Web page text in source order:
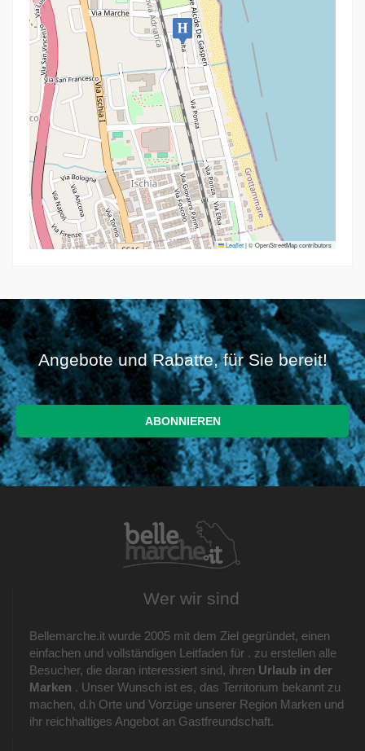
Leaflet|© OpenStreetMap contributors
Angebote und Rabatte, für Sie bereit!
Wer wir sind
Bellemarche.it wurde 2005 mit dem Ziel gegründet, einen
einfachen und vollständigen Leitfaden für . zu erstellen alle
Besucher, die daran interessiert sind, ihren Urlaub in der
Marken . Unser Wunsch ist es, das Territorium bekannt zu
machen, d.h Orte und Vorzüge unserer Region Marken und
ihr reichhaltiges Angebot an Gastfreundschaft.